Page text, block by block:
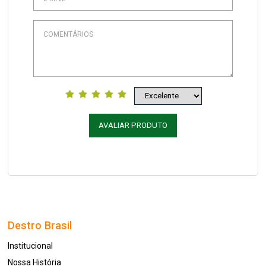
AVALIAR PRODUTO
Destro Brasil
Institucional
Nossa História